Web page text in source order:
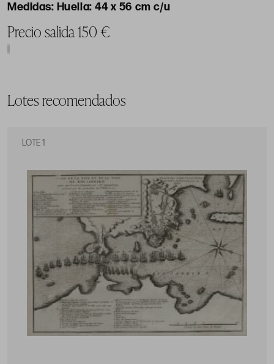
Huella: 44 x 56 cm c/u
Precio salida 150 €
Lotes recomendados
LOTE 1